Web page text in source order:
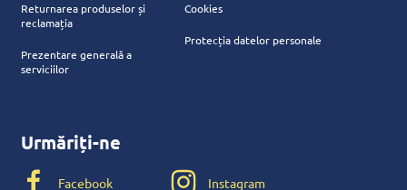
Returnarea produselor și
reclamația
Prezentare generală a
serviciilor
Cookies
Protecția datelor personale
Urmăriți-ne
Facebook Instagram